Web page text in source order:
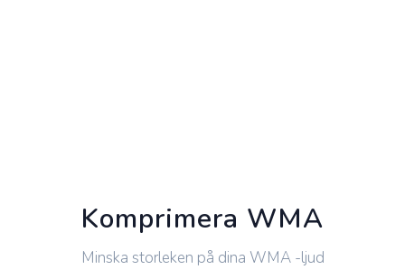
Komprimera WMA
Minska storleken på dina WMA -ljud